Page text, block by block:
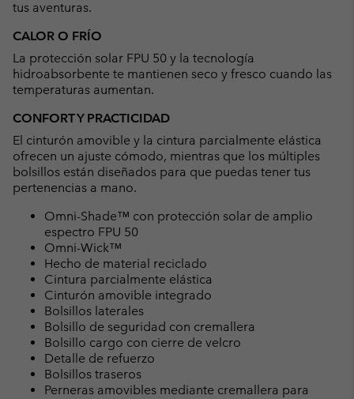
tus aventuras.
CALOR O FRÍO
La protección solar FPU 50 y la tecnología
hidroabsorbente te mantienen seco y fresco cuando las
temperaturas aumentan.
CONFORT Y PRACTICIDAD
El cinturón amovible y la cintura parcialmente elástica
ofrecen un ajuste cómodo, mientras que los múltiples
bolsillos están diseñados para que puedas tener tus
pertenencias a mano.
Omni-Shade™ con protección solar de amplio
espectro FPU 50
Omni-Wick™
Hecho de material reciclado
Cintura parcialmente elástica
Cinturón amovible integrado
Bolsillos laterales
Bolsillo de seguridad con cremallera
Bolsillo cargo con cierre de velcro
Detalle de refuerzo
Bolsillos traseros
Perneras amovibles mediante cremallera para